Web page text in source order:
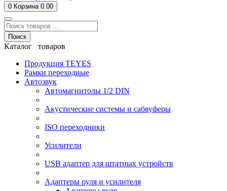
0 Корзина 0.00
Поиск
Каталог товаров
Продукция TEYES
Рамки переходные
Автозвук
Автомагнитолы 1/2 DIN
Акустические системы и сабвуферы
ISO переходники
Усилители
USB адаптер для штатных устройств
Адаптеры руля и усилителя